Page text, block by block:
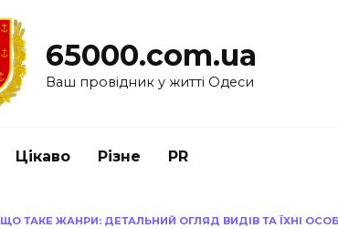
65000.com.ua
Ваш провідник у житті Одеси
Цікаво Різне PR
ЩО ТАКЕ ЖАНРИ: ДЕТАЛЬНИЙ ОГЛЯД ВИДІВ ТА ЇХНІ